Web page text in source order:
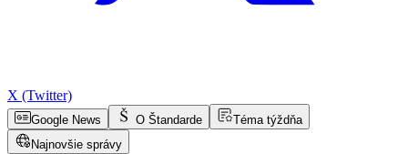
X (Twitter)
Google News O Štandarde
Téma týždňa
Najnovšie správy